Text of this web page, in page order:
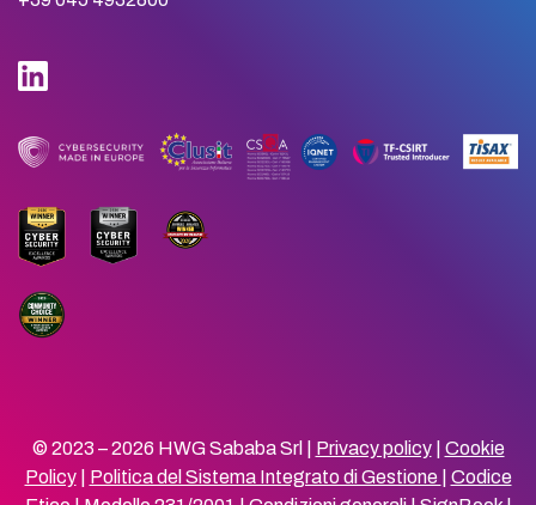
© 2023 – 2026 HWG Sababa Srl | Privacy policy| Cookie
Policy| Politica del Sistema Integrato di Gestione
Codice